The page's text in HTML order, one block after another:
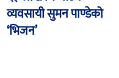
व्यवसायी सुमन पाण्डेको
‘भिजन’